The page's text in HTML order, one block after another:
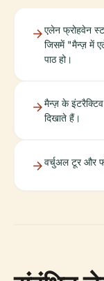
एलेन फ्रोहवेन
जिसमें "मैन्ज़ में
पाठ हो।
मैन्ज़ के इंटरैक्टिव
दिखाते हैं।
वर्चुअल टूर और